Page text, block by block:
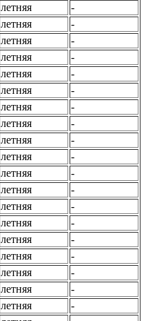
летняя
-
летняя
-
летняя
-
летняя
-
летняя
-
летняя
-
летняя
-
летняя
-
летняя
-
летняя
-
летняя
-
летняя
-
летняя
-
летняя
-
летняя
-
летняя
-
летняя
-
летняя
-
летняя
-